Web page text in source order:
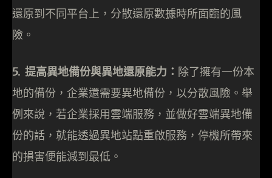
還原到不同平台上，分散還原數據時所面臨的風
險。
5. 提高異地備份與異地還原能力： 除了擁有一份本
地的備份，企業還需要異地備份，以分散風險。舉
例來說，若企業採用雲端服務，並做好雲端異地備
份的話，就能透過異地站點重啟服務，停機所帶來
的損害便能減到最低。